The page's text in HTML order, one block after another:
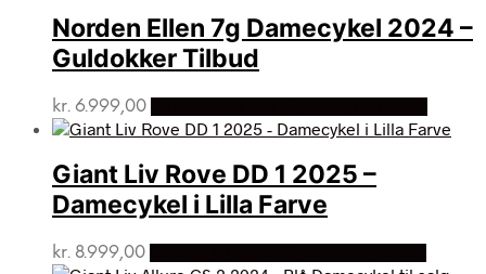
Norden Ellen 7g Damecykel 2024 –
Guldokker Tilbud
kr. 6.999,00
Giant Liv Rove DD 1 2025 –
Damecykel i Lilla Farve
kr. 8.999,00